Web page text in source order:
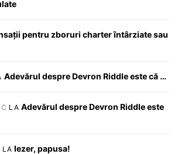
pentru zboruri charter întârziate sau
Adevărul despre Devron Riddle este că …
LA Adevărul despre Devron Riddle este
LA Iezer, papusa!